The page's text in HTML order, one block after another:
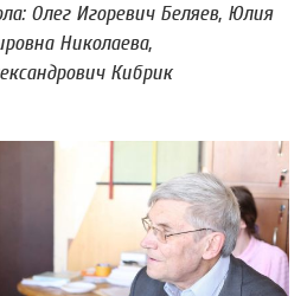
Олег Игоревич Беляев, Юлия
Николаева,
Кибрик